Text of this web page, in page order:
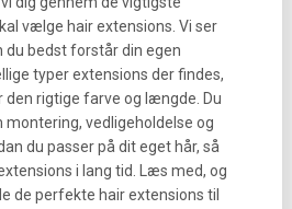
vælge hair extensions. Vi ser
bedst forstår din egen
typer extensions der findes,
rigtige farve og længde. Du
montering, vedligeholdelse og
du passer på dit eget hår, så
i lang tid. Læs med, og
de perfekte hair extensions til